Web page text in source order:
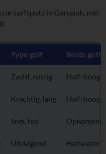
surfspots in Gerupuk, met
Type golf Beste getij
Zacht, rustig Half-hoog
Krachtig, lang Half-hoog
Snel, hol Opkomend
Uitdagend Halfwater